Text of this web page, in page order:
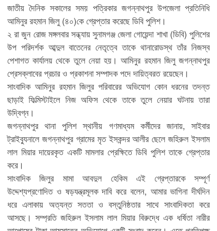
জাতীয় দৈনিক সকালের সময় পত্রিকার জগন্নাথপুর উপজেলা প্রতিনিধি
আমিনুর রহমান জিলু (৪০)কে গ্রেপ্তার করেছে ডিবি পুলিশ।
২ রা জুন রোজ মঙ্গলবার সন্ধ্যায় সুনামগঞ্জ জেলা গোয়েন্দা শাখা (ডিবি) পুলিশের
উপ পরিদর্শক আব্দুল বাতেনের নেতৃত্বে তাকে থানারোডস্থ তাঁর নিজস্ব
পেশাগত কার্যালয় থেকে তুলে নেয়া হয়। আমিনুর রহমান জিলু জগন্নাথপুর
প্রেসক্লাবের প্রচার ও প্রকাশনা সম্পাদক পদে দায়িত্বরত রয়েছেন।
সাংবাদিক আমিনুর রহমান জিলুর পরিবারের অভিযোগ কোন ধরনের তদন্ত
ছাড়াই ফিল্মিস্টাইলে নিজ অফিস থেকে তাকে তুলে নেয়ার ঘটনায় তারা
উদ্বিগ্ন।
জগন্নাথপুর থানা পুলিশ স্থানীয় গণমাধ্যম কর্মীদের জানায়, সাইবার
ট্রাইব্যুনালে জগন্নাথপুর গ্রামের মৃত ইসকন্দর আলীর ছেলে জহিরুল ইসলাম
লাল মিয়ার দায়েরকৃত একটি মামলার প্রেক্ষিতে ডিবি পুলিশ তাকে গ্রেপ্তার
করে।
সাংবাদিক জিলুর মামা আবদুল হেকিম এই গ্রেপ্তারকে সম্পূর্ণ
উদ্দেশ্যপ্রণোদিত ও ষড়যন্ত্রমূলক দাবি করে বলেন, আমার ভাগিনা দীর্ঘদিন
ধরে এলাকায় অত্যন্ত সততা ও বস্তুনিষ্ঠতার সাথে সাংবাদিকতা করে
আসছে। সম্প্রতি জহিরুল ইসলাম লাল মিয়ার বিরুদ্ধে এক ধর্ষিতা নারীর